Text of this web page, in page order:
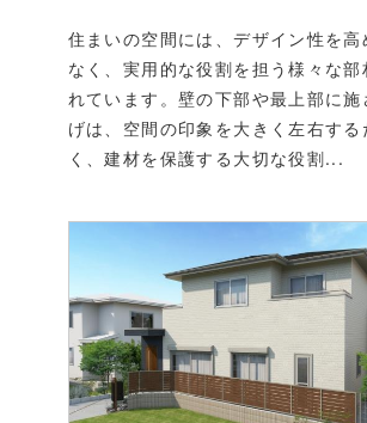
住まいの空間には、デザイン性を高
なく、実用的な役割を担う様々な部
れています。壁の下部や最上部に施
げは、空間の印象を大きく左右する
く、建材を保護する大切な役割...